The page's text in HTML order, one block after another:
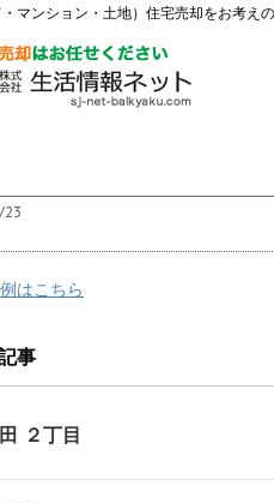
マンション・土地）住宅売却をお考え
23
はこちら
事
２丁目